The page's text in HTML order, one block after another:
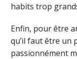
habits trop
Enfin, pour être
qu’il faut être un
passionnément